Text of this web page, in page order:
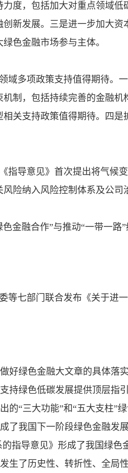
度，包括加大对重点领域低
新发展。三是进一步加大资
色金融市场参与主体。
域多项政策支持值得期待。
制，包括持续完善的金融机
关支持政策值得期待。四是
指导意见》首次提出将气候
险纳入风险控制体系及公司
金融合作”与推动“一带一路”
等七部门联合发布《关于进
好绿色金融大文章的具体落
持绿色低碳发展提供顶层指引
的“三大功能”和“五大支柱”
了我国下一阶段绿色金融发展
指导意见》形成了我国绿色
生了历史性、转折性、全局